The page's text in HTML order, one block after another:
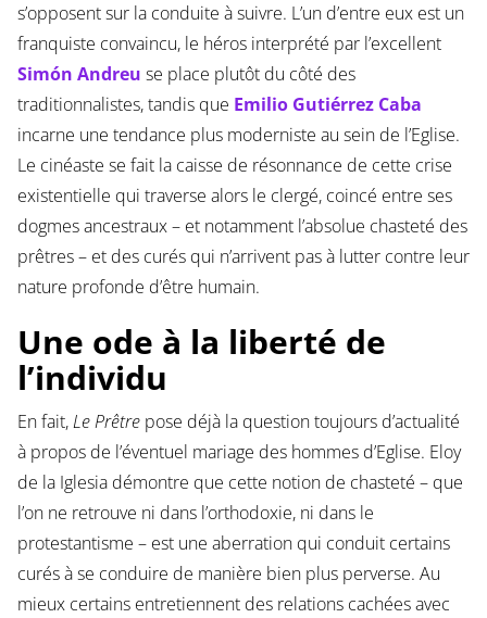
s’opposent sur la conduite à suivre. L’un d’entre eux est un
franquiste convaincu, le héros interprété par l’excellent
Simón Andreu se place plutôt du côté des
traditionnalistes, tandis que Emilio Gutiérrez Caba
incarne une tendance plus moderniste au sein de l’Eglise.
Le cinéaste se fait la caisse de résonnance de cette crise
existentielle qui traverse alors le clergé, coincé entre ses
dogmes ancestraux – et notamment l’absolue chasteté des
prêtres – et des curés qui n’arrivent pas à lutter contre leur
nature profonde d’être humain.
Une ode à la liberté de
l’individu
En fait,Le Prêtrepose déjà la question toujours d’actualité
à propos de l’éventuel mariage des hommes d’Eglise. Eloy
de la Iglesia démontre que cette notion de chasteté – que
l’on ne retrouve ni dans l’orthodoxie, ni dans le
protestantisme – est une aberration qui conduit certains
curés à se conduire de manière bien plus perverse. Au
mieux certains entretiennent des relations cachées avec